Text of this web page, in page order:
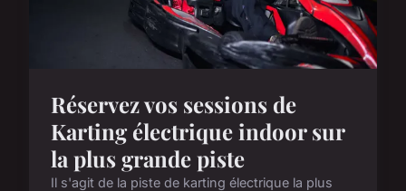
Réservez vos sessions de
Karting électrique indoor sur
la plus grande piste
Il s'agit de la piste de karting électrique la plus